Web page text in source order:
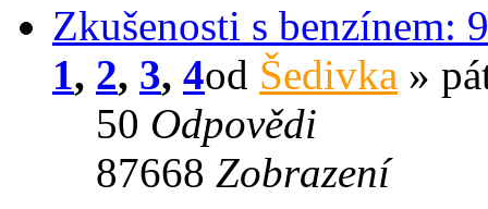
Zkušenosti s benzínem:
1, 2, 3, 4od Šedivka »
50 Odpovědi
87668 Zobrazení